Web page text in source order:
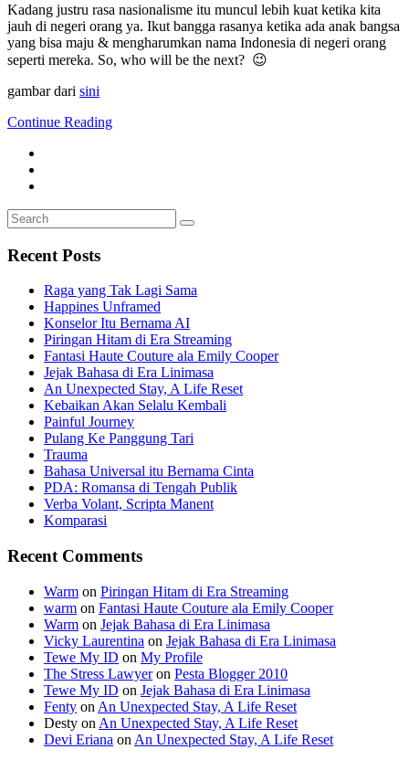
Kadang justru rasa nasionalisme itu muncul lebih kuat ketika kita
jauh di negeri orang ya. Ikut bangga rasanya ketika ada anak bangsa
yang bisa maju & mengharumkan nama Indonesia di negeri orang
seperti mereka. So, who will be the next? 😉
gambar dari sini
Continue Reading
Search
for:
Search
Recent Posts
Raga yang Tak Lagi Sama
Happines Unframed
Konselor Itu Bernama AI
Piringan Hitam di Era Streaming
Fantasi Haute Couture ala Emily Cooper
Jejak Bahasa di Era Linimasa
An Unexpected Stay, A Life Reset
Kebaikan Akan Selalu Kembali
Painful Journey
Pulang Ke Panggung Tari
Trauma
Bahasa Universal itu Bernama Cinta
PDA: Romansa di Tengah Publik
Verba Volant, Scripta Manent
Komparasi
Recent Comments
Warm on Piringan Hitam di Era Streaming
warm on Fantasi Haute Couture ala Emily Cooper
Warm on Jejak Bahasa di Era Linimasa
Vicky Laurentina on Jejak Bahasa di Era Linimasa
Tewe My ID on My Profile
The Stress Lawyeron Pesta Blogger 2010
Tewe My ID on Jejak Bahasa di Era Linimasa
Fenty on An Unexpected Stay, A Life Reset
Desty on An Unexpected Stay, A Life Reset
Devi Eriana on An Unexpected Stay, A Life Reset